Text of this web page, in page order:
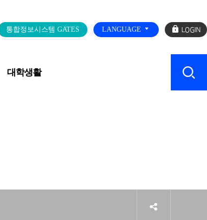
대학생활
캠퍼스 SERVICE
통합정보시스템 GATES LANGUAGE
로
그